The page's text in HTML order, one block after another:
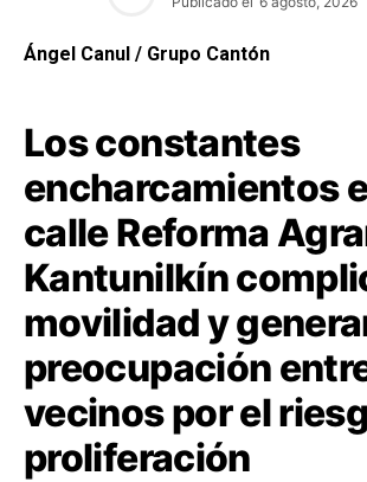
Ángel Canul / Grupo Cantón
Los constantes
encharcamientos
calle Reforma
Kantunilkín
movilidad y
preocupación
vecinos por el
proliferación